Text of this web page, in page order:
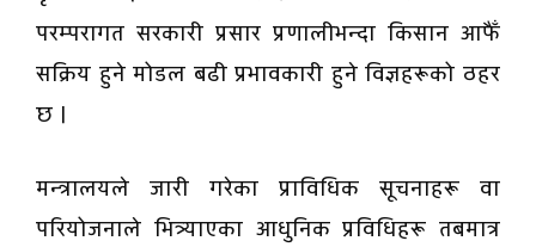
परम्परागत सरकारी प्रसार प्रणालीभन्दा किसान आफैँ
सक्रिय हुने मोडल बढी प्रभावकारी हुने विज्ञहरूको ठहर
छ ।
मन्त्रालयले जारी गरेका प्राविधिक सूचनाहरू वा
परियोजनाले भित्र्याएका आधुनिक प्रविधिहरू तबमात्र